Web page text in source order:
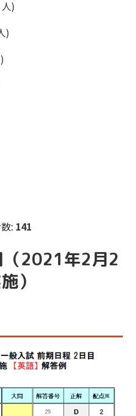
)
)
: 141
（2021年2月2
）